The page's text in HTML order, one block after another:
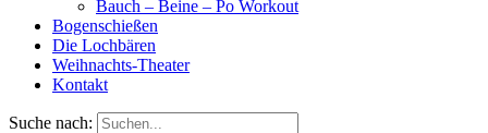
Bauch – Beine – Po Workout
Bogenschießen
Die Lochbären
Weihnachts-Theater
Kontakt
Suche nach: